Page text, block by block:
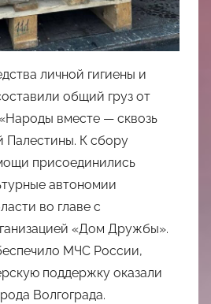
личной гигиены и
общий груз от
вместе — сквозь
Палестины. К сбору
присоединились
автономии
во главе с
«Дом Дружбы».
МЧС России,
поддержку оказали
Волгограда.